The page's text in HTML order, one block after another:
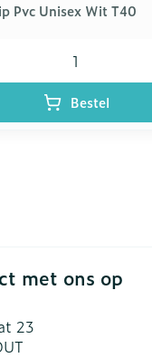
Pvc Unisex Wit T40
Bestel
met ons op
23